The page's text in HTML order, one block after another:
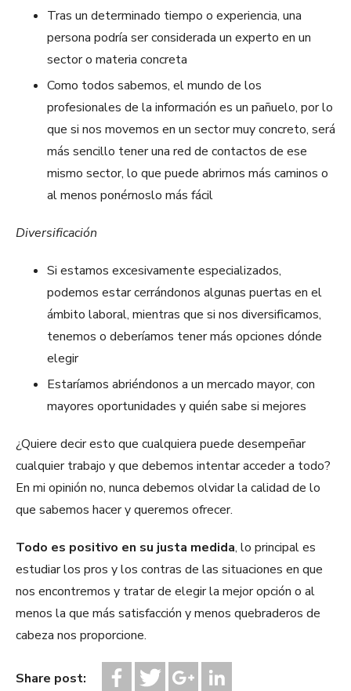
Tras un determinado tiempo o experiencia, una
persona podría ser considerada un experto en un
sector o materia concreta
Como todos sabemos, el mundo de los
profesionales de la información es un pañuelo, por lo
que si nos movemos en un sector muy concreto, será
más sencillo tener una red de contactos de ese
mismo sector, lo que puede abrirnos más caminos o
al menos ponérnoslo más fácil
Diversificación
Si estamos excesivamente especializados,
podemos estar cerrándonos algunas puertas en el
ámbito laboral, mientras que si nos diversificamos,
tenemos o deberíamos tener más opciones dónde
elegir
Estaríamos abriéndonos a un mercado mayor, con
mayores oportunidades y quién sabe si mejores
¿Quiere decir esto que cualquiera puede desempeñar
cualquier trabajo y que debemos intentar acceder a todo?
En mi opinión no, nunca debemos olvidar la calidad de lo
que sabemos hacer y queremos ofrecer.
Todo es positivo en su justa medida, lo principal es
estudiar los pros y los contras de las situaciones en que
nos encontremos y tratar de elegir la mejor opción o al
menos la que más satisfacción y menos quebraderos de
cabeza nos proporcione.
Share post: